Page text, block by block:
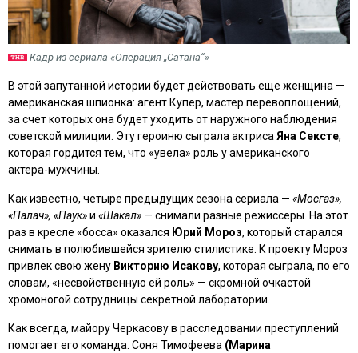
Кадр из сериала «Операция „Сатана“»
В этой запутанной истории будет действовать еще женщина —
американская шпионка: агент Купер, мастер перевоплощений,
за счет которых она будет уходить от наружного наблюдения
советской милиции. Эту героиню сыграла актрисаЯна Сексте,
которая гордится тем, что «увела» роль у американского
актера-мужчины.
Как известно, четыре предыдущих сезона сериала — «Мосгаз»,
«Палач», «Паук»и «Шакал» — снимали разные режиссеры. На этот
раз в кресле «босса» оказался Юрий Мороз, который старался
снимать в полюбившейся зрителю стилистике. К проекту Мороз
привлек свою жену Викторию Исакову, которая сыграла, по его
словам, «несвойственную ей роль» — скромной очкастой
хромоногой сотрудницы секретной лаборатории.
Как всегда, майору Черкасову в расследовании преступлений
помогает его команда. Соня Тимофеева (Марина